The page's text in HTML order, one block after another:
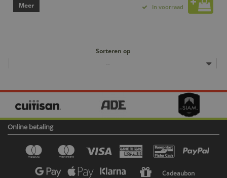
Meer In voorraad
Sorteren op
--
Online betaling
Cadeaubon